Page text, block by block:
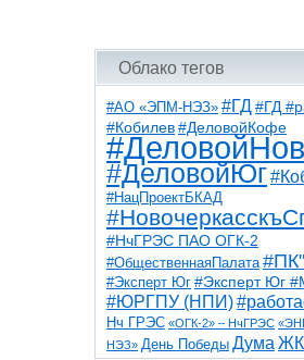
Облако тегов
#АО «ЭПМ-НЭЗ» #ГД #ГД
#Кобилев #ДеловойКофе
#ДеловойЮг
#НацПроектБКАД
#НчГРЭС ПАО ОГК-2
#ОбщественнаяПалата
#Эксперт Юг #Эксперт Юг
#ЮРГПУ (НПИ)
Нч ГРЭС «ОГК-2» – НчГРЭС
НЭЗ» День Победы Дума